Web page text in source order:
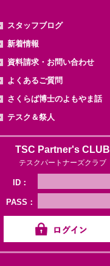
スタッフブログ
新着情報
資料請求・お問い合わせ
よくあるご質問
さくらば博士のよもやま話
テスク＆祭人
TSC Partner's CLUB
テスクパートナーズクラブ
ID：
PASS：